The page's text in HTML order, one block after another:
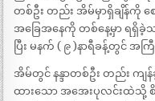
တစ်ဦး တည်း အိမ်မှာရှိချိန်ကို စေ
အခြေအနေကို တစ်နေ့မှာ ရရှိခဲ့
ပြီး မနက် ( ၉ )နာရီခန့်တွင် အ
အိမ်တွင် နန္ဒာတစ်ဦး တည်း က
ထားသော အအေးပုလင်းထဲသို့